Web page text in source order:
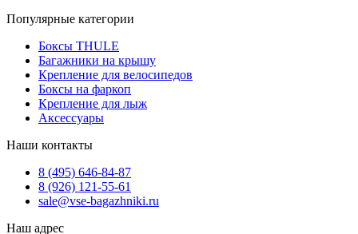
Популярные категории
Боксы THULE
Багажники на крышу
Крепление для велосипедов
Боксы на фаркоп
Крепление для лыж
Аксессуары
Наши контакты
8 (495) 646-84-87
8 (926) 121-55-61
sale@vse-bagazhniki.ru
Наш адрес